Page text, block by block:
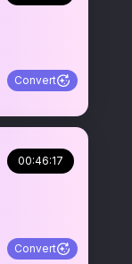
Convert
00:46:17
Convert